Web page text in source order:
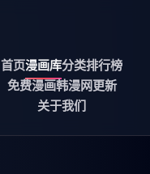
首页漫画库分类排行榜
免费漫画韩漫网更新
关于我们